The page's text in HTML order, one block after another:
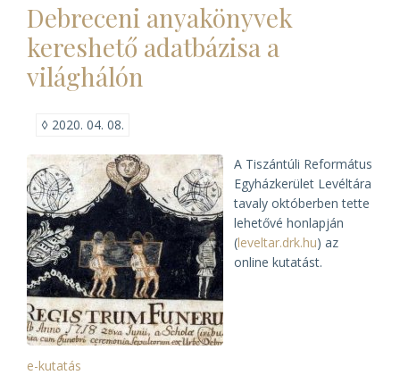
Debreceni anyakönyvek
kereshető adatbázisa a
világhálón
◊ 2020. 04. 08.
A Tiszántúli Református
Egyházkerület Levéltára
tavaly októberben tette
lehetővé honlapján
(leveltar.drk.hu) az
online kutatást.
e-kutatás